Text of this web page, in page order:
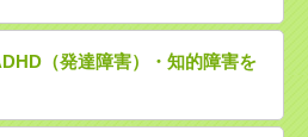
（発達障害）・知的障害を